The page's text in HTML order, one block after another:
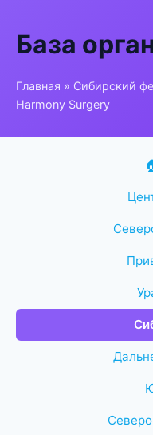
База
Главная » Сибирский
Harmony Surgery